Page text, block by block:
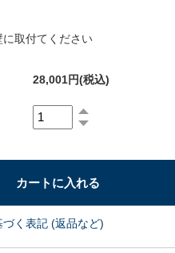
に取付てください
28,001円(税込)
く表記 (返品など)